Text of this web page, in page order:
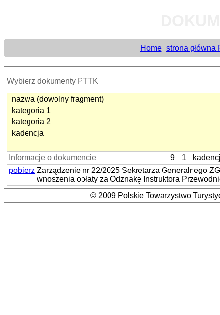
Home strona główna
Wybierz dokumenty PTTK
nazwa (dowolny fragment)
kategoria 1
kategoria 2
kadencja
Informacje o dokumencie 9 1
pobierz Zarządzenie nr 22/2025 Sekretarza Generalnego
wnoszenia opłaty za Odznakę Instruktora
© 2009 Polskie Towarzystwo